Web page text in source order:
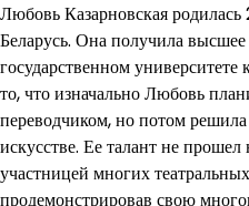
Любовь Казарновская
Беларусь. Она получила
государственном
то, что изначально Любовь
переводчиком, но потом
искусстве. Ее талант не
участницей многих
продемонстрировав свою